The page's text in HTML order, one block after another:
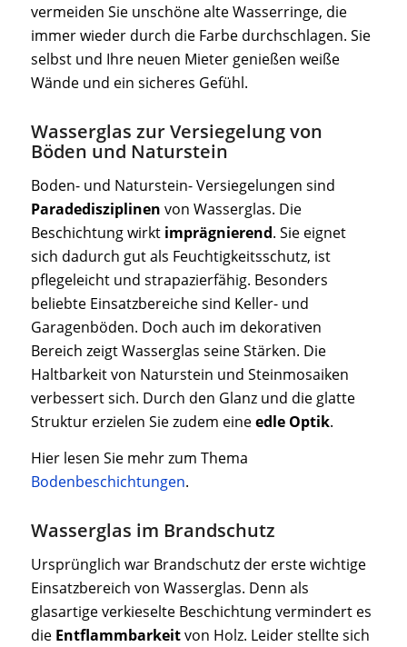
vermeiden Sie unschöne alte Wasserringe, die
immer wieder durch die Farbe durchschlagen. Sie
selbst und Ihre neuen Mieter genießen weiße
Wände und ein sicheres Gefühl.
Wasserglas zur Versiegelung von
Böden und Naturstein
Boden- und Naturstein- Versiegelungen sind
Paradedisziplinen von Wasserglas. Die
Beschichtung wirktimprägnierend. Sie eignet
sich dadurch gut als Feuchtigkeitsschutz, ist
pflegeleicht und strapazierfähig. Besonders
beliebte Einsatzbereiche sind Keller- und
Garagenböden. Doch auch im dekorativen
Bereich zeigt Wasserglas seine Stärken. Die
Haltbarkeit von Naturstein und Steinmosaiken
verbessert sich. Durch den Glanz und die glatte
Struktur erzielen Sie zudem eineedle Optik.
Hier lesen Sie mehr zum Thema
Bodenbeschichtungen.
Wasserglas im Brandschutz
Ursprünglich war Brandschutz der erste wichtige
Einsatzbereich von Wasserglas. Denn als
glasartige verkieselte Beschichtung vermindert es
die Entflammbarkeitvon Holz. Leider stellte sich